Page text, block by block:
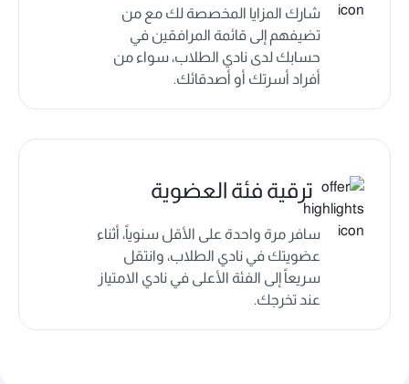
شارك المزايا المخصصة لك مع من
تضيفهم إلى قائمة المرافقين في
حسابك لدى نادي الطلاب، سواء من
أفراد أسرتك أو أصدقائك.
ترقية فئة العضوية
سافر مرة واحدة على الأقل سنوياً، أثناء
عضويتك في نادي الطلاب، وانتقل
سريعاً إلى الفئة الأعلى في نادي الامتياز
عند تخرجك.